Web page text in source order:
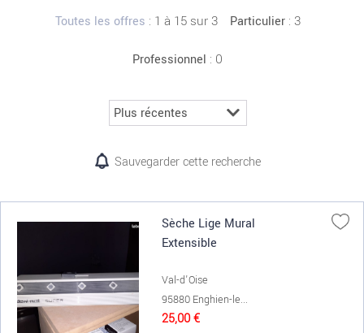
Toutes les offres : 1 à 15 sur 3 Particulier: 3
Professionnel : 0
Sauvegarder cette recherche
Sèche Lige Mural
Extensible
Val-d'Oise
95880 Enghien-le...
25,00 €